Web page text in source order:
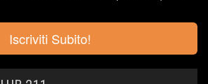
Iscriviti Subito!